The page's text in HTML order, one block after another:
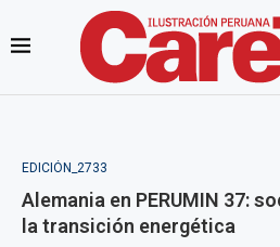
EDICIÓN_2733
Alemania en PERUMIN 37:
la transición energética